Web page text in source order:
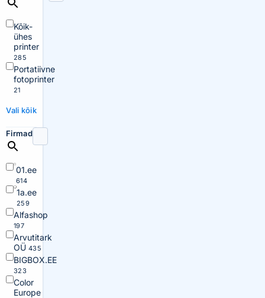
Kõik-
ühes
printer
285
Portatiivne
fotoprinter
21
Vali kõik
Firmad
01.ee
614
1a.ee
259
Alfashop
197
Arvutitark
OÜ 435
BIGBOX.EE
323
Color
Europe